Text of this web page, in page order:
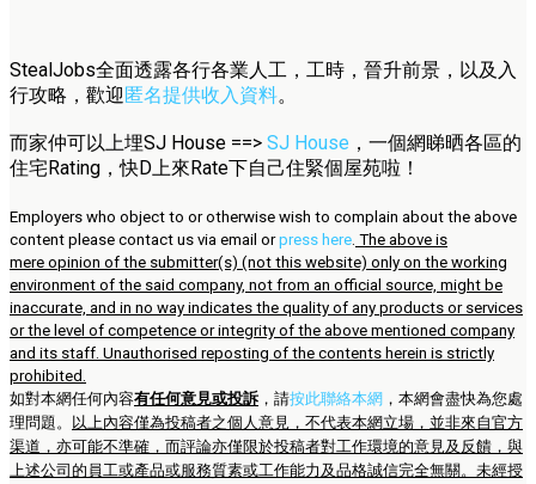
StealJobs全面透露各行各業人工，工時，晉升前景，以及入
行攻略，歡迎匿名提供收入資料。
而家仲可以上埋SJ House ==> SJ House ，一個網睇晒各區的
住宅Rating，快D上來Rate下自己住緊個屋苑啦！
Employers who object to or otherwise wish to complain about the above
content please contact us via email orpress here. The above is
mere opinion of the submitter(s) (not this website) only on the working
environment of the said company, not from an official source, might be
inaccurate, and in no way indicates the quality of any products or services
or the level of competence or integrity of the above mentioned company
and its staff. Unauthorised reposting of the contents herein is strictly
prohibited.
如對本網任何內容有任何意見或投訴 ，請按此聯絡本網 ，本網會盡快為您處
理問題。
以上內容僅為投稿者之個人意見，不代表本網立場，並非來自官方
渠道，亦可能不準確，而評論亦僅限於投稿者對工作環境的意見及反饋，與
上述公司的員工或產品或服務質素或工作能力及品格誠信完全無關。未經授